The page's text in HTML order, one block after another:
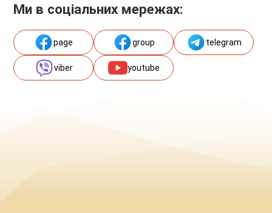
Ми в соціальних мережах:
page group telegram
viber youtube